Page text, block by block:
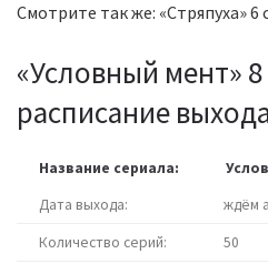
Смотрите так же: «Стряпуха» 6
«Условный мент»
расписание
Название сериала:
Дата выхода:
ждём
Количество серий:
50